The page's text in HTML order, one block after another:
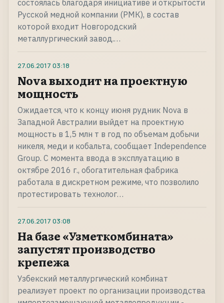
состоялась благодаря инициативе и открытости
Русской медной компании (РМК), в состав
которой входит Новгородский
металлургический завод.…
27.06.2017 03:18
Nova выходит на проектную
мощность
Ожидается, что к концу июня рудник Nova в
Западной Австралии выйдет на проектную
мощность в 1,5 млн т в год по объемам добычи
никеля, меди и кобальта, сообщает Independence
Group. С момента ввода в эксплуатацию в
октябре 2016 г., обогатительная фабрика
работала в дискретном режиме, что позволило
протестировать технолог…
27.06.2017 03:08
На базе «Узметкомбината»
запустят производство
крепежа
Узбекский металлургический комбинат
реализует проект по организации производства